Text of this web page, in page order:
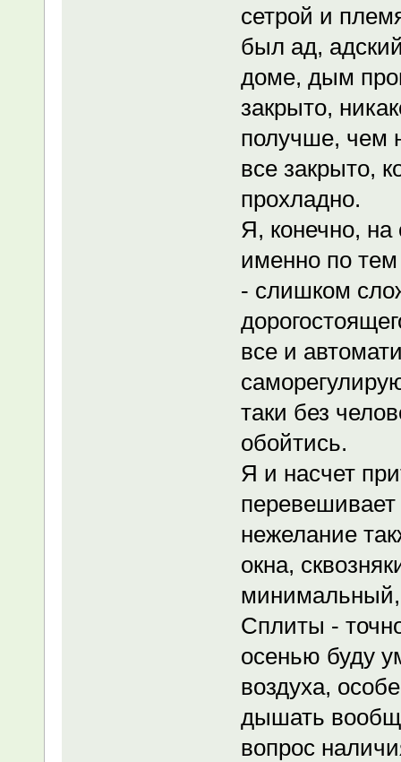
сетрой и
был ад,
доме, дым
закрыто,
получше, чем
все закрыто,
прохладно.
Я, конечно,
именно по
- слишком
все и
таки без
обойтись.
Я и насчет
перевешивает
нежелание
окна,
минимальный,
Сплиты -
осенью буду
воздуха,
дышать
вопрос